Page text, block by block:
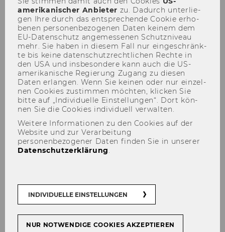
ZWICKL Klara, Ph.D
Der Inhalt dieser Seite ist aktuell nur auf
Englisch verfügbar.
amerikanischer An­bie­ter zu. Da­durch un­ter­lie­
gen Ihre durch das ent­spre­chen­de Coo­kie er­ho­
be­nen per­so­nen­be­zo­ge­nen Daten kei­nem dem
EU-​Datenschutz an­ge­mes­se­nen Schutz­ni­veau
mehr. Sie haben in die­sem Fall nur ein­ge­schränk­
te bis keine da­ten­schutz­recht­li­chen Rech­te in
den USA und ins­be­son­de­re kann auch die US-​
amerikanische Re­gie­rung Zu­gang zu die­sen
Daten er­lan­gen. Wenn Sie kei­nen oder nur ein­zel­
nen Coo­kies zu­stim­men möch­ten, kli­cken Sie
bitte auf „In­di­vi­du­el­le Ein­stel­lun­gen“. Dort kön­
nen Sie die Coo­kies in­di­vi­du­ell ver­wal­ten.
Weitere Informationen zu den Cookies auf der
Website und zur Verarbeitung
personenbezogener Daten finden Sie in unserer
Datenschutzerklärung
INDIVIDUELLE EINSTELLUNGEN
NUR NOTWENDIGE COOKIES AKZEPTIEREN